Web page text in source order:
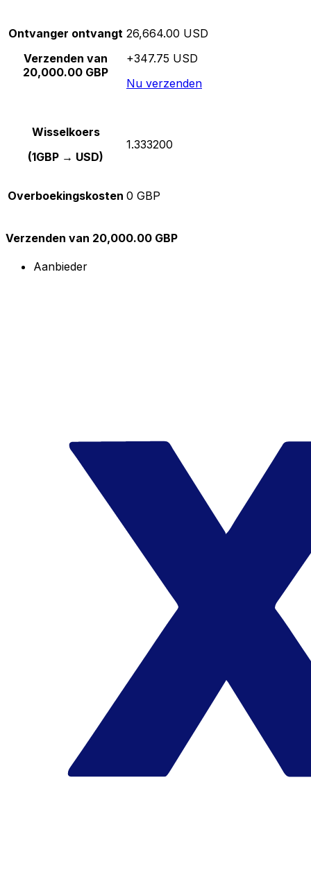
Ontvanger ontvangt
Verzenden van
20,000.00 GBP
26,664.00 USD
+347.75 USD
Nu verzenden
Wisselkoers
(1GBP → USD)
1.333200
Overboekingskosten 0 GBP
Verzenden van 20,000.00 GBP
Aanbieder